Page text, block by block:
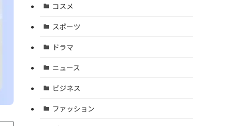
コスメ
スポーツ
ドラマ
ニュース
ビジネス
ファッション